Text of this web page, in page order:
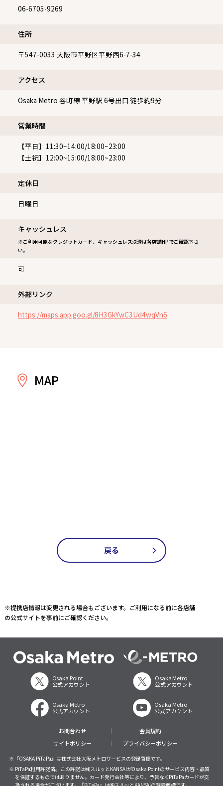
06-6705-9269
住所
〒547-0033 大阪市平野区平野西6-7-34
アクセス
Osaka Metro 谷町線 平野駅 6号出口 徒歩約9分
営業時間
【平日】11:30~14:00/18:00~23:00
【土祝】12:00~15:00/18:00~23:00
定休⽇
日曜日
キャッシュレス
※ご利用可能なクレジットカード、キャッシュレス決済は各店舗HPでご確認下さ
い。
可
外部リンク
https://maps.app.goo.gl/8H3GkYwC3Ud4wqVn6
MAP
戻る
※提携店情報は変更される場合もございます。ご利用になる前に各店舗
の公式サイトを事前にご確認ください。
Osaka Point
公式アカウント
Osaka Metro
公式アカウント
Osaka Metro
公式アカウント
Osaka Metro
公式アカウント
お問合わせ
会員規約
サイトポリシー
プライバシーポリシー
※『OSAKA PiTaPa』は株式会社大阪メトロサービスの登録商標です。
※ PiTaPa利用許諾済。この許諾は㈱スルッとKANSAIがOsaka Pointのサービス内容・品質
を保証するものではありません。カード発行会社等により、予告なくPiTaPaカードが交